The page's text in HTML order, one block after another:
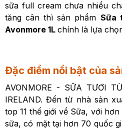
sữa full cream chưa nhiều
tăng cân thì sản phẩm Sữa
Avonmore 1L chính là lựa
Đặc điểm nổi bật của
AVONMORE - SỮA TƯƠI
IRELAND. Đến từ nhà sản
top 11 thế giới về Sữa, với
sữa, có mặt tại hơn 70 quốc